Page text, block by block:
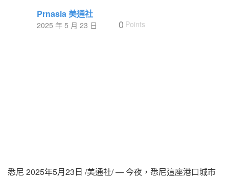
Prnasia 美通社
2025 年 5 月 23 日 0 Points
悉尼 2025年5月23日 /美通社/ — 今夜，悉尼這座港口城市